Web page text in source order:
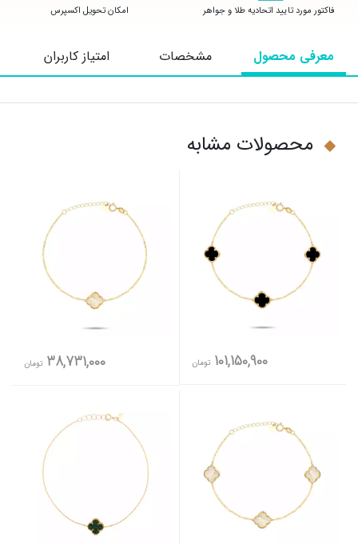
فاکتور مورد تایید اتحادیه طلا و جواهر امکان تحویل اکسپرس
معرفی محصول مشخصات امتیاز کاربران
محصولات مشابه
101,150,900 تومان 38,731,000 تومان